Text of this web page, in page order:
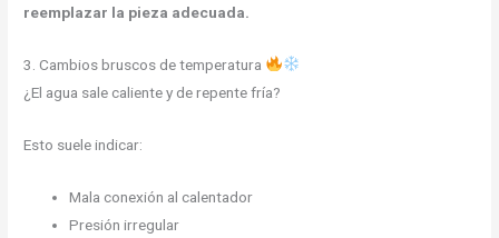
reemplazar la pieza adecuada.
3. Cambios bruscos de temperatura
¿El agua sale caliente y de repente fría?
Esto suele indicar:
Mala conexión al calentador
Presión irregular